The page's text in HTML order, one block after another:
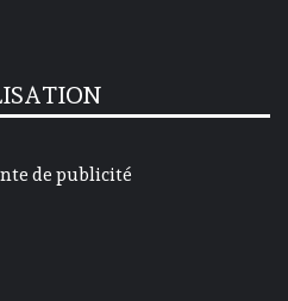
de publicité